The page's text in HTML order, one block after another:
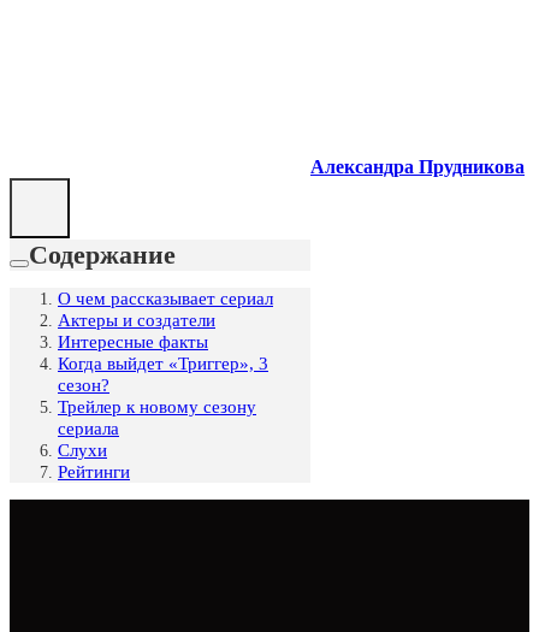
Александра Прудникова
Содержание
О чем рассказывает сериал
Актеры и создатели
Интересные факты
Когда выйдет «Триггер», 3
сезон?
Трейлер к новому сезону
сериала
Слухи
Рейтинги